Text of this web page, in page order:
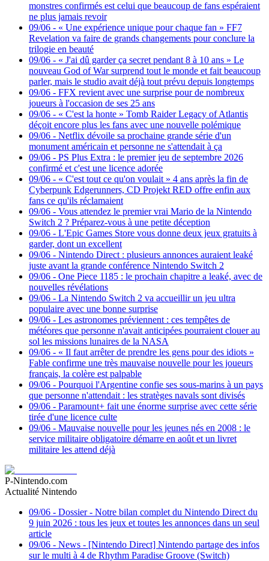
monstres confirmés est celui que beaucoup de fans espéraient
ne plus jamais revoir
09/06 - « Une expérience unique pour chaque fan » FF7
Revelation va faire de grands changements pour conclure la
trilogie en beauté
09/06 - « J'ai dû garder ça secret pendant 8 à 10 ans » Le
nouveau God of War surprend tout le monde et fait beaucoup
parler, mais le studio avait déjà tout prévu depuis longtemps
09/06 - FFX revient avec une surprise pour de nombreux
joueurs à l'occasion de ses 25 ans
09/06 - « C'est la honte » Tomb Raider Legacy of Atlantis
déçoit encore plus les fans avec une nouvelle polémique
09/06 - Netflix dévoile sa prochaine grande série d'un
monument américain et personne ne s'attendait à ça
09/06 - PS Plus Extra : le premier jeu de septembre 2026
confirmé et c'est une licence adorée
09/06 - « C'est tout ce qu'on voulait » 4 ans après la fin de
Cyberpunk Edgerunners, CD Projekt RED offre enfin aux
fans ce qu'ils réclamaient
09/06 - Vous attendez le premier vrai Mario de la Nintendo
Switch 2 ? Préparez-vous à une petite déception
09/06 - L'Epic Games Store vous donne deux jeux gratuits à
garder, dont un excellent
09/06 - Nintendo Direct : plusieurs annonces auraient leaké
juste avant la grande conférence Nintendo Switch 2
09/06 - One Piece 1185 : le prochain chapitre a leaké, avec de
nouvelles révélations
09/06 - La Nintendo Switch 2 va accueillir un jeu ultra
populaire avec une bonne surprise
09/06 - Les astronomes préviennent : ces tempêtes de
météores que personne n'avait anticipées pourraient clouer au
sol les missions lunaires de la NASA
09/06 - « Il faut arrêter de prendre les gens pour des idiots »
Fable confirme une très mauvaise nouvelle pour les joueurs
français, la colère est palpable
09/06 - Pourquoi l'Argentine confie ses sous-marins à un pays
que personne n'attendait : les stratèges navals sont divisés
09/06 - Paramount+ fait une énorme surprise avec cette série
tirée d'une licence culte
09/06 - Mauvaise nouvelle pour les jeunes nés en 2008 : le
service militaire obligatoire démarre en août et un livret
militaire les attend déjà
P-Nintendo.com
Actualité Nintendo
09/06 - Dossier - Notre bilan complet du Nintendo Direct du
9 juin 2026 : tous les jeux et toutes les annonces dans un seul
article
09/06 - News - [Nintendo Direct] Nintendo partage des infos
sur le multi à 4 de Rhythm Paradise Groove (Switch)